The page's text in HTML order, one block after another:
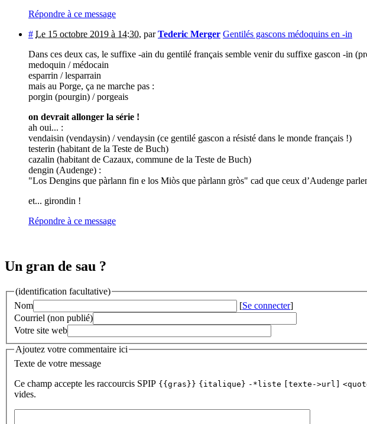
Répondre à ce message
# Le 15 octobre 2019 à 14:30, parTederic Merger Gentilés gascons médoquins en -in
Dans ces deux cas, le suffixe -ain du gentilé français semble venir du suffixe gascon -in
medoquin / médocain
esparrin / lesparrain
mais au Porge, ça ne marche pas :
porgin (pourgin) / porgeais
on devrait allonger la série !
ah oui... :
vendaisin (vendaysin) / vendaysin (ce gentilé gascon a résisté dans le monde français !)
testerin (habitant de la Teste de Buch)
cazalin (habitant de Cazaux, commune de la Teste de Buch)
dengin (Audenge) :
"Los Dengins que pàrlann fin e los Miòs que pàrlann gròs" cad que ceux d’Audenge
et... girondin !
Répondre à ce message
Un gran de sau ?
(identification facultative)
Nom
[Se connecter]
Courriel (non publié)
Votre site web
Ajoutez votre commentaire ici
Texte de votre message
Ce champ accepte les raccourcis SPIP {{gras}} {italique} -*liste [texte->url]
vides.